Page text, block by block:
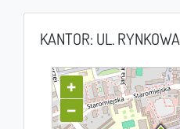
KANTOR: UL. RYNKOWA
+
−